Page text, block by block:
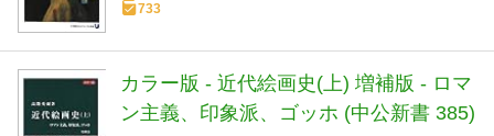
733
カラー版 - 近代絵画史(上) 増補版 - ロマ
ン主義、印象派、ゴッホ (中公新書 385)